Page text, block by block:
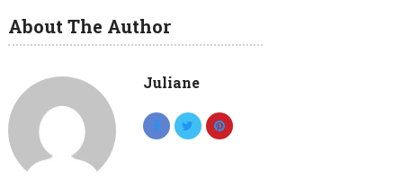
About The Author
Juliane